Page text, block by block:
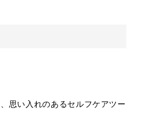
、思い入れのあるセルフケアツー